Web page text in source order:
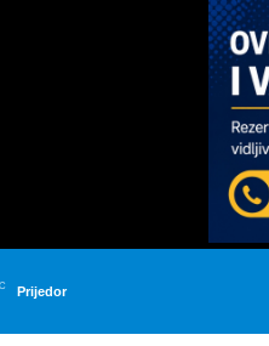
C Prijedor